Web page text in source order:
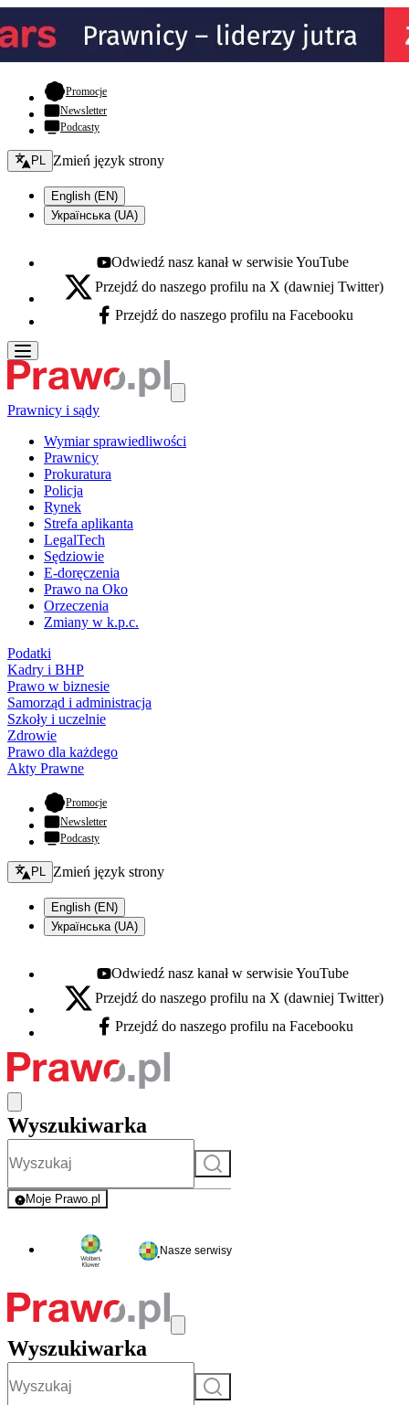
Promocje- otwiera się w nowej karcie
Newsletter
Podcasty
Zmień język - bieżący:
PL Zmień język strony
English (EN)
Українська (UA)
Youtube - otwiera się w nowej karcie
Odwiedź nasz kanał w serwisie YouTube
X - otwiera się w nowej karcie
Przejdź do naszego profilu na X (dawniej Twitter)
Facebook - otwiera się w nowej karcie
Przejdź do naszego profilu na Facebooku
Prawnicy i sądy
Wymiar sprawiedliwości
Prawnicy
Prokuratura
Policja
Rynek
Strefa aplikanta
LegalTech
Sędziowie
E-doręczenia
Prawo na Oko
Orzeczenia
Zmiany w k.p.c.
Podatki
Kadry i BHP
Prawo w biznesie
Samorząd i administracja
Szkoły i uczelnie
Zdrowie
Prawo dla każdego
Akty Prawne
Promocje- otwiera się w nowej karcie
Newsletter
Podcasty
Zmień język - bieżący:
PL Zmień język strony
English (EN)
Українська (UA)
Youtube - otwiera się w nowej karcie
Odwiedź nasz kanał w serwisie YouTube
X - otwiera się w nowej karcie
Przejdź do naszego profilu na X (dawniej Twitter)
Facebook - otwiera się w nowej karcie
Przejdź do naszego profilu na Facebooku
Wyszukiwarka
Szukaj
Moje Prawo.pl
- rejestracja i logowanie do serwisu
Nasze serwisy
Wyszukiwarka
Szukaj